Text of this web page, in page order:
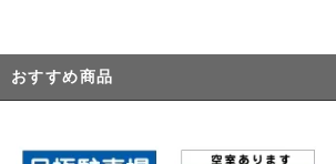
おすすめ商品